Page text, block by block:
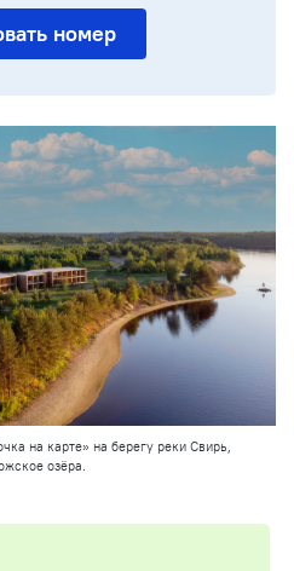
номер
на карте» на берегу реки Свирь,
озёра.